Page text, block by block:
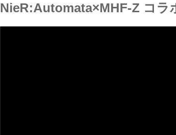
NieR:Automata×MHF-Z コラ